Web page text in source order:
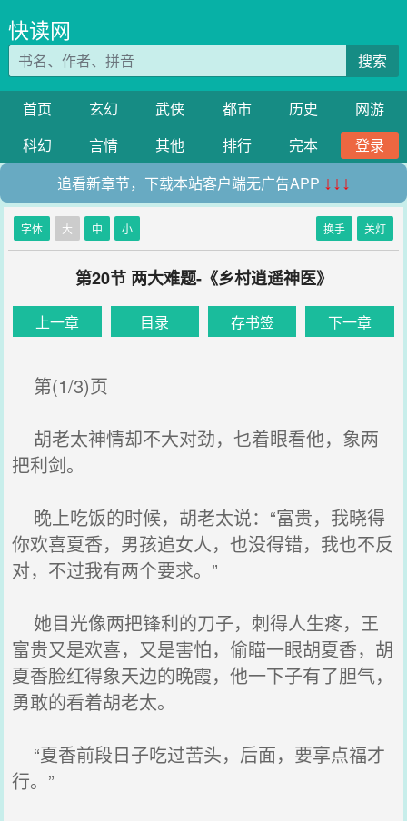
快读网
搜索
首页 玄幻 武侠 都市 历史
网游
科幻
言情 其他 排行 完本
登录
追看新章节，下载本站客户端无广告APP ↓↓↓
字体 大 中 小 换手 关灯
第20节 两大难题-《乡村逍遥神医》
上一章 目录 存书签 下一章
第(1/3)页
胡老太神情却不大对劲，乜着眼看他，象两
把利剑。
晚上吃饭的时候，胡老太说：“富贵，我晓得
你欢喜夏香，男孩追女人，也没得错，我也不反
对，不过我有两个要求。”
她目光像两把锋利的刀子，刺得人生疼，王
富贵又是欢喜，又是害怕，偷瞄一眼胡夏香，胡
夏香脸红得象天边的晚霞，他一下子有了胆气，
勇敢的看着胡老太。
“夏香前段日子吃过苦头，后面，要享点福才
行。”